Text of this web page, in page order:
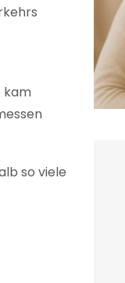
kam
so viele